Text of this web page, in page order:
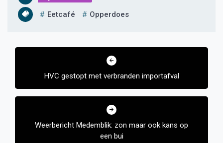
Eetcafé Opperdoes
Bericht
HVC gestopt met verbranden importafval
Weerbericht Medemblik: zon maar ook kans op
een bui